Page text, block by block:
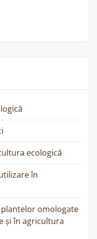
ecologică
în
omologate
și în agricultura